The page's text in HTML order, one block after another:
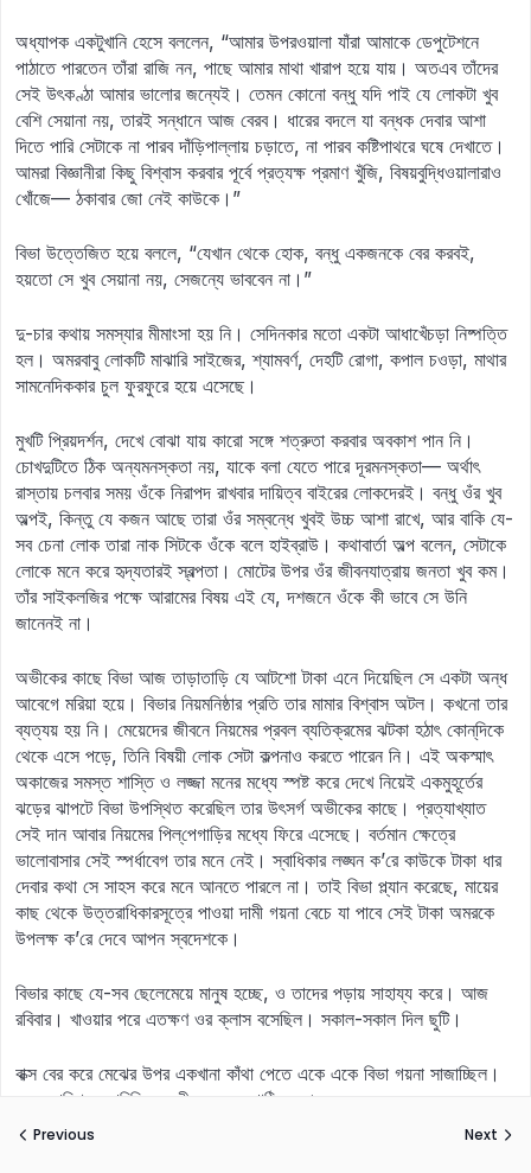
অধ্যাপক একটুখানি হেসে বললেন, “আমার উপরওয়ালা যাঁরা আমাকে ডেপুটেশনে
পাঠাতে পারতেন তাঁরা রাজি নন, পাছে আমার মাথা খারাপ হয়ে যায়। অতএব তাঁদের
সেই উৎকণ্ঠা আমার ভালোর জন্যেই। তেমন কোনো বন্ধু যদি পাই যে লোকটা খুব
বেশি সেয়ানা নয়, তারই সন্ধানে আজ বেরব। ধারের বদলে যা বন্ধক দেবার আশা
দিতে পারি সেটাকে না পারব দাঁড়িপাল্লায় চড়াতে, না পারব কষ্টিপাথরে ঘষে দেখাতে।
আমরা বিজ্ঞানীরা কিছু বিশ্বাস করবার পূর্বে প্রত্যক্ষ প্রমাণ খুঁজি, বিষয়বুদ্ধিওয়ালারাও
খোঁজে— ঠকাবার জো নেই কাউকে।”
বিভা উত্তেজিত হয়ে বললে, “যেখান থেকে হোক, বন্ধু একজনকে বের করবই,
হয়তো সে খুব সেয়ানা নয়, সেজন্যে ভাববেন না।”
দু-চার কথায় সমস্যার মীমাংসা হয় নি। সেদিনকার মতো একটা আধাখেঁচড়া নিষ্পত্তি
হল। অমরবাবু লোকটি মাঝারি সাইজের, শ্যামবর্ণ, দেহটি রোগা, কপাল চওড়া, মাথার
সামনেদিককার চুল ফুরফুরে হয়ে এসেছে।
মুখটি প্রিয়দর্শন, দেখে বোঝা যায় কারো সঙ্গে শত্রুতা করবার অবকাশ পান নি।
চোখদুটিতে ঠিক অন্যমনস্কতা নয়, যাকে বলা যেতে পারে দূরমনস্কতা— অর্থাৎ
রাস্তায় চলবার সময় ওঁকে নিরাপদ রাখবার দায়িত্ব বাইরের লোকদেরই। বন্ধু ওঁর খুব
অল্পই, কিন্তু যে কজন আছে তারা ওঁর সম্বন্ধে খুবই উচ্চ আশা রাখে, আর বাকি যে-
সব চেনা লোক তারা নাক সিটকে ওঁকে বলে হাইব্রাউ। কথাবার্তা অল্প বলেন, সেটাকে
লোকে মনে করে হৃদ্যতারই স্বল্পতা। মোটের উপর ওঁর জীবনযাত্রায় জনতা খুব কম।
তাঁর সাইকলজির পক্ষে আরামের বিষয় এই যে, দশজনে ওঁকে কী ভাবে সে উনি
জানেনই না।
অভীকের কাছে বিভা আজ তাড়াতাড়ি যে আটশো টাকা এনে দিয়েছিল সে একটা অন্ধ
আবেগে মরিয়া হয়ে। বিভার নিয়মনিষ্ঠার প্রতি তার মামার বিশ্বাস অটল। কখনো তার
ব্যত্যয় হয় নি। মেয়েদের জীবনে নিয়মের প্রবল ব্যতিক্রমের ঝটকা হঠাৎ কোন্‌‌‍দিকে
থেকে এসে পড়ে, তিনি বিষয়ী লোক সেটা কল্পনাও করতে পারেন নি। এই অকস্মাৎ
অকাজের সমস্ত শাস্তি ও লজ্জা মনের মধ্যে স্পষ্ট করে দেখে নিয়েই একমুহূর্তের
ঝড়ের ঝাপটে বিভা উপস্থিত করেছিল তার উৎসর্গ অভীকের কাছে। প্রত্যাখ্যাত
সেই দান আবার নিয়মের পিল্‌‌‍পেগাড়ির মধ্যে ফিরে এসেছে। বর্তমান ক্ষেত্রে
ভালোবাসার সেই স্পর্ধাবেগ তার মনে নেই। স্বাধিকার লঙ্ঘন ক’রে কাউকে টাকা ধার
দেবার কথা সে সাহস করে মনে আনতে পারলে না। তাই বিভা প্ল্যান করেছে, মায়ের
কাছ থেকে উত্তরাধিকারসূত্রে পাওয়া দামী গয়না বেচে যা পাবে সেই টাকা অমরকে
উপলক্ষ ক’রে দেবে আপন স্বদেশকে।
বিভার কাছে যে-সব ছেলেমেয়ে মানুষ হচ্ছে, ও তাদের পড়ায় সাহায্য করে। আজ
রবিবার। খাওয়ার পরে এতক্ষণ ওর ক্লাস বসেছিল। সকাল-সকাল দিল ছুটি।
বাক্স বের করে মেঝের উপর একখানা কাঁথা পেতে একে একে বিভা গয়না সাজাচ্ছিল।
ওদের পরিবারের পরিচিত জহুরীকে ডেকে পাঠিয়েছে।
Previous Next